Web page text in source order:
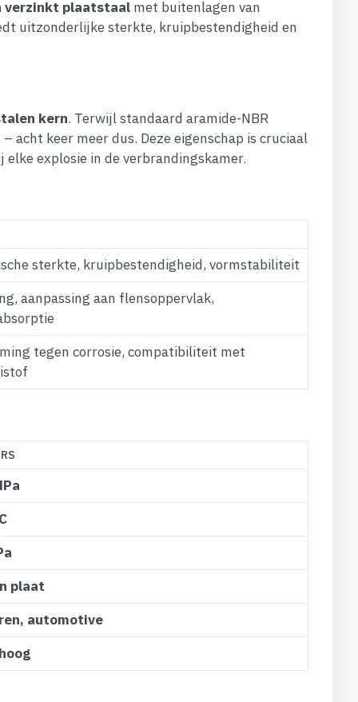
verzinkt plaatstaal met buitenlagen van
uitzonderlijke sterkte, kruipbestendigheid en
kern. Terwijl standaard aramide-NBR
– acht keer meer dus. Deze eigenschap is cruciaal
explosie in de verbrandingskamer.
sterkte, kruipbestendigheid, vormstabiliteit
aanpassing aan flensoppervlak,
tegen corrosie, compatibiliteit met
plaat
automotive